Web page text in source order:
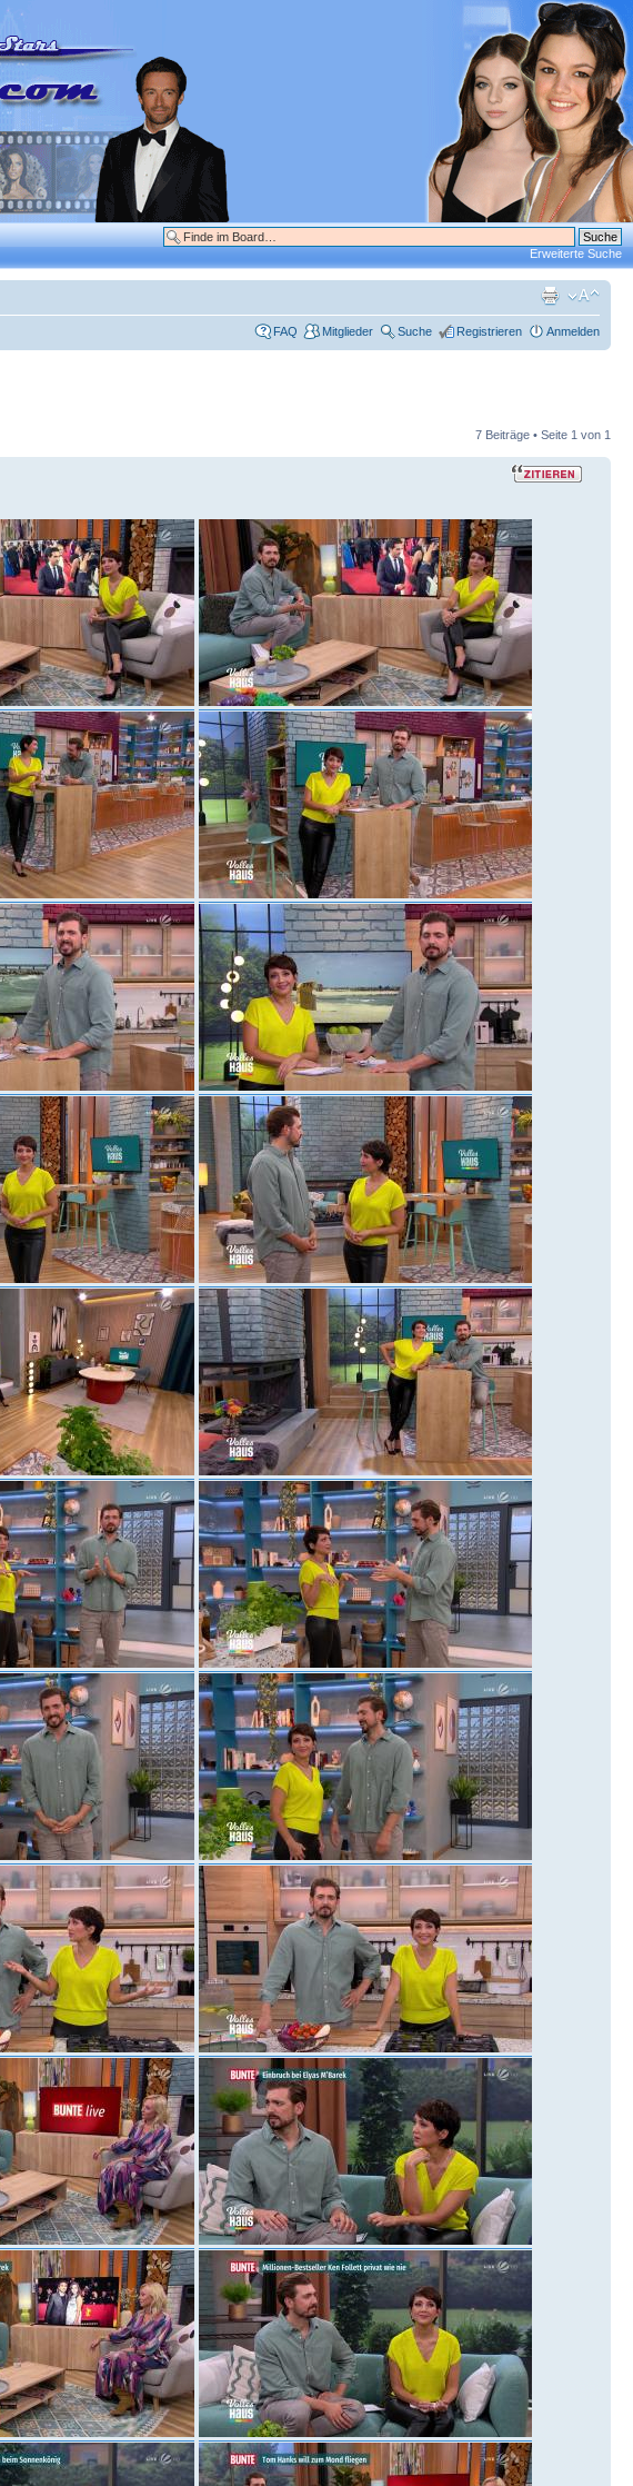
Erweiterte Suche
FAQ Mitglieder Suche Registrieren Anmelden
7 Beiträge • Seite 1 von 1